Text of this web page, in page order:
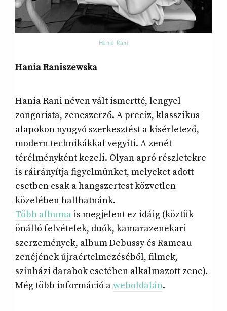
Hania Rani
Hania Raniszewska
Hania Rani néven vált ismertté, lengyel
zongorista, zeneszerző. A precíz, klasszikus
alapokon nyugvó szerkesztést a kísérletező,
modern technikákkal vegyíti. A zenét
térélményként kezeli. Olyan apró részletekre
is ráirányítja figyelmünket, melyeket adott
esetben csak a hangszertest közvetlen
közelében hallhatnánk.
Több albuma is megjelent ez idáig (köztük
önálló felvételek, duók, kamarazenekari
szerzemények, album Debussy és Rameau
zenéjének újraértelmezéséből, filmek,
színházi darabok esetében alkalmazott zene).
Még több információ aweboldalán.